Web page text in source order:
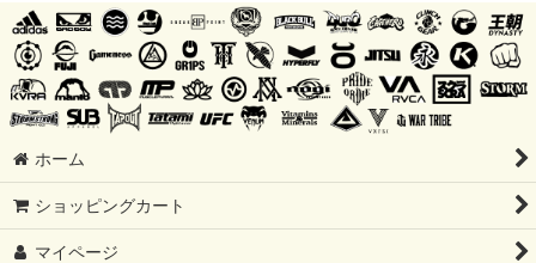
ホーム
ショッピングカート
マイページ